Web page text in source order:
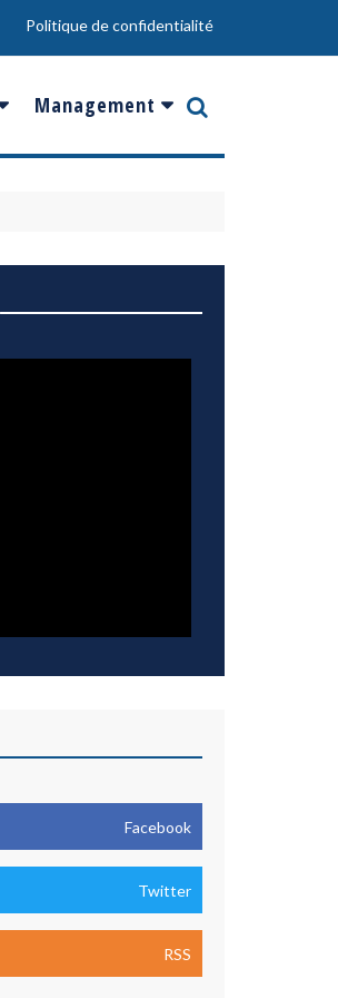
Politique de confidentialité
Management
Innovation
Facebook
Twitter
RSS